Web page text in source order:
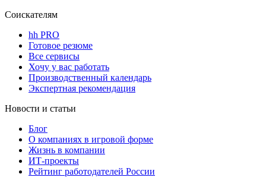
Соискателям
hh PRO
Готовое резюме
Все сервисы
Хочу у вас работать
Производственный календарь
Экспертная рекомендация
Новости и статьи
Блог
О компаниях в игровой форме
Жизнь в компании
ИТ-проекты
Рейтинг работодателей России